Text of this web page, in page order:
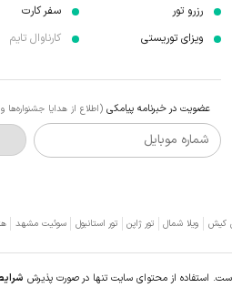
رزرو تور
ویزای توریستی
سفر کارت
کارناوال تایم
عضویت در خبرنامه پیامکی (اطلاع از هدایا
شماره موبایل
کیش ویلا شمال تور ژاپن تور استانبول سوئیت مشهد
استفاده از محتوای سایت تنها در صورت پذیرش